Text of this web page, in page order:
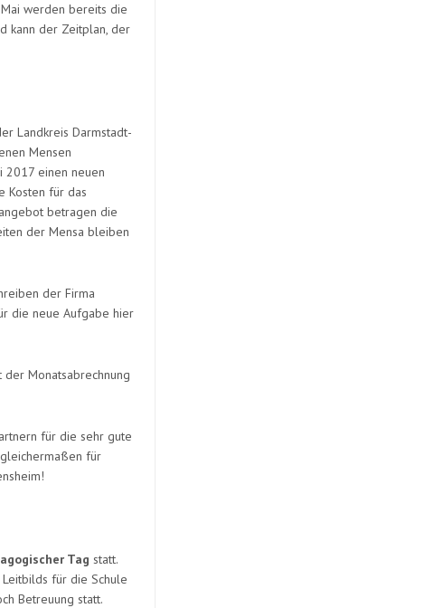
werden bereits die
kann der Zeitplan, der
Landkreis Darmstadt-
Mensen
2017 einen neuen
Kosten für das
betragen die
der Mensa bleiben
der Firma
die neue Aufgabe hier
Monatsabrechnung
für die sehr gute
für
Tag statt.
für die Schule
Betreuung statt.